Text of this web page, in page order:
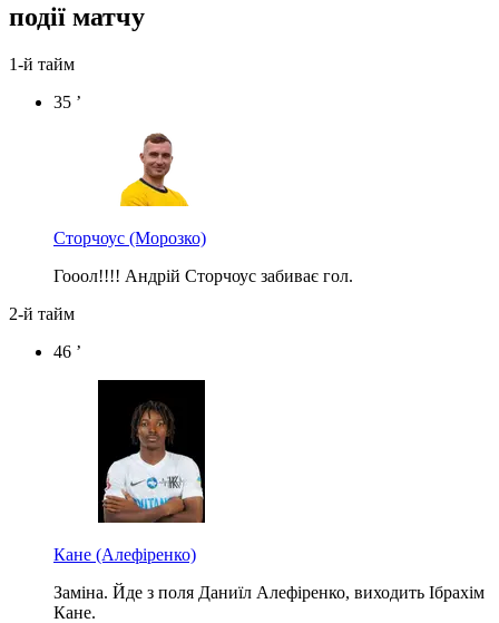
події матчу
1-й тайм
35 ’
Сторчоус (Морозко)
Гооол!!!! Андрій Сторчоус забиває гол.
2-й тайм
46 ’
Кане (Алефіренко)
Заміна. Йде з поля Даниїл Алефіренко, виходить Ібрахім
Кане.